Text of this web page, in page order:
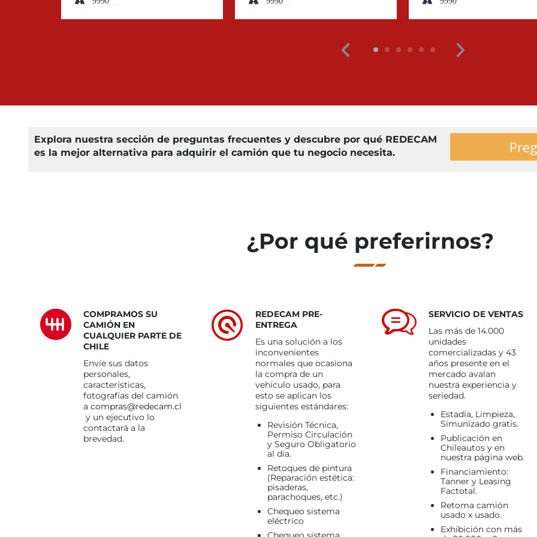
Explora nuestra sección de preguntas frecuentes y descubre por qué REDECAM
es la mejor alternativa para adquirir el camión que tu negocio necesita.
¿Por qué preferirnos?
COMPRAMOS SU
CAMIÓN EN
CUALQUIER PARTE DE
CHILE
Envíe sus datos
personales,
características,
fotografías del camión
a compras@redecam.cl
y un ejecutivo lo
contactará a la
brevedad.
REDECAM PRE-
ENTREGA
Es una solución a los
inconvenientes
normales que ocasiona
la compra de un
vehículo usado, para
esto se aplican los
siguientes estándares:
Revisión Técnica,
Permiso Circulación
y Seguro Obligatorio
al día.
Retoques de pintura
(Reparación estética:
pisaderas,
parachoques, etc.)
Chequeo sistema
eléctrico
SERVICIO DE VENTAS
Las más de 14.000
unidades
comercializadas y 43
años presente en el
mercado avalan
nuestra experiencia y
seriedad.
Estadía, Limpieza,
Simunizado gratis.
Publicación en
Chileautos y en
nuestra página web.
Financiamiento:
Tanner y Leasing
Factotal.
Retoma camión
usado x usado.
Exhibición con más